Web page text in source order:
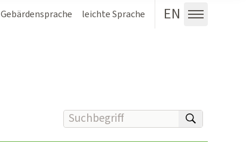
Gebärdensprache leichte Sprache EN
Menü
Suchbegriff(e) eingeben